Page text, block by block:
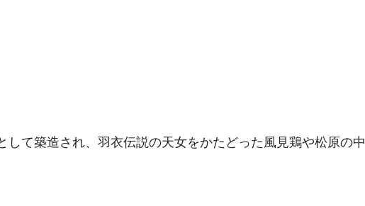
て築造され、羽衣伝説の天女をかたどった風見鶏や松原の中